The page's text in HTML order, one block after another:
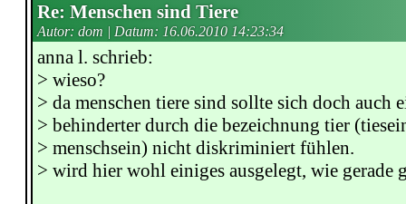
Re: Menschen sind Tiere
Autor: dom | Datum: 16.06.2010 14:23:34
anna l. schrieb:
> wieso?
> da menschen tiere sind sollte sich doch auch
> behinderter durch die bezeichnung tier
> menschsein) nicht diskriminiert fühlen.
> wird hier wohl einiges ausgelegt, wie gerade